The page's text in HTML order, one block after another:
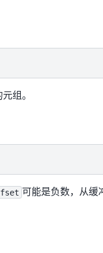
组。
可能是负数，从缓